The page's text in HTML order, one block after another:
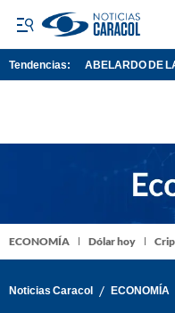
Tendencias: ABELARDO DE
ECONOMÍA Dólar hoy
Noticias Caracol / ECONOMÍA